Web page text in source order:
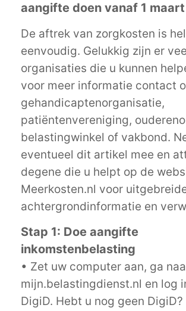
aangifte doen vanaf 1
De aftrek van zorgkosten is
eenvoudig. Gelukkig zijn er
organisaties die u kunnen
voor meer informatie contact
gehandicaptenorganisatie,
patiëntenvereniging,
belastingwinkel of vakbond.
eventueel dit artikel mee en
degene die u helpt op de
Meerkosten.nl voor
achtergrondinformatie en
Stap 1: Doe aangifte
inkomstenbelasting
• Zet uw computer aan, ga
mijn.belastingdienst.nl en log
DigiD. Hebt u nog geen DigiD?